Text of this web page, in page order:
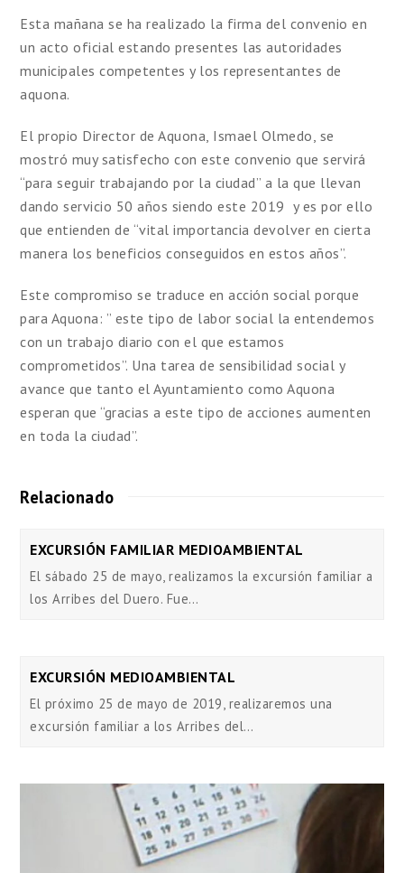
Esta mañana se ha realizado la firma del convenio en
un acto oficial estando presentes las autoridades
municipales competentes y los representantes de
aquona.
El propio Director de Aquona, Ismael Olmedo, se
mostró muy satisfecho con este convenio que servirá
“para seguir trabajando por la ciudad” a la que llevan
dando servicio 50 años siendo este 2019 y es por ello
que entienden de “vital importancia devolver en cierta
manera los beneficios conseguidos en estos años”.
Este compromiso se traduce en acción social porque
para Aquona: ” este tipo de labor social la entendemos
con un trabajo diario con el que estamos
comprometidos”. Una tarea de sensibilidad social y
avance que tanto el Ayuntamiento como Aquona
esperan que “gracias a este tipo de acciones aumenten
en toda la ciudad”.
Relacionado
EXCURSIÓN FAMILIAR MEDIOAMBIENTAL
El sábado 25 de mayo, realizamos la excursión familiar a
los Arribes del Duero. Fue…
EXCURSIÓN MEDIOAMBIENTAL
El próximo 25 de mayo de 2019, realizaremos una
excursión familiar a los Arribes del…